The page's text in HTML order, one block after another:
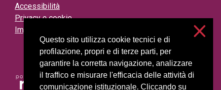
Questo sito utilizza cookie tecnici e di
profilazione, propri e di terze parti, per
garantire la corretta navigazione, analizzare
il traffico e misurare l'efficacia delle attività di
comunicazione istituzionale. Cliccando su
Accessibilità
Privacy e cookie
Impostazioni cookie